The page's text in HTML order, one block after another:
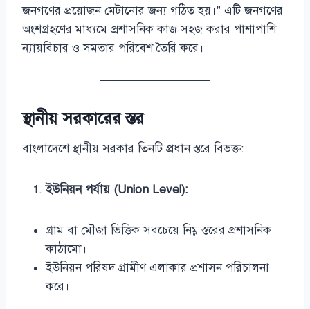
জনগণের প্রয়োজন মেটানোর জন্য গঠিত হয়।” এটি জনগণের
অংশগ্রহণের মাধ্যমে প্রশাসনিক কাজ সহজ করার পাশাপাশি
ন্যায়বিচার ও সমতার পরিবেশ তৈরি করে।
স্থানীয় সরকারের স্তর
বাংলাদেশে স্থানীয় সরকার তিনটি প্রধান স্তরে বিভক্ত:
ইউনিয়ন পর্যায় (Union Level):
গ্রাম বা মৌজা ভিত্তিক সবচেয়ে নিম্ন স্তরের প্রশাসনিক
কাঠামো।
ইউনিয়ন পরিষদ গ্রামীণ এলাকার প্রশাসন পরিচালনা
করে।